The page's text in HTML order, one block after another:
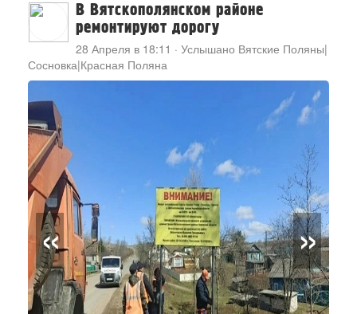
В Вятскополянском районе
ремонтируют дорогу
28 Апреля в 18:11 · Услышано Вятские Поляны|
Сосновка|Красная Поляна
« »